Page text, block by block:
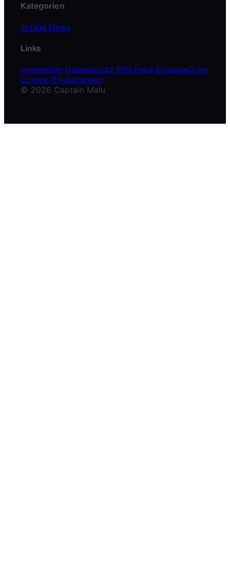
Kategorien
Artikel News
Links
Impressum Datenschutz RSS Feed Schlagwörter
Cookie-Einstellungen
© 2026 Captain Malu